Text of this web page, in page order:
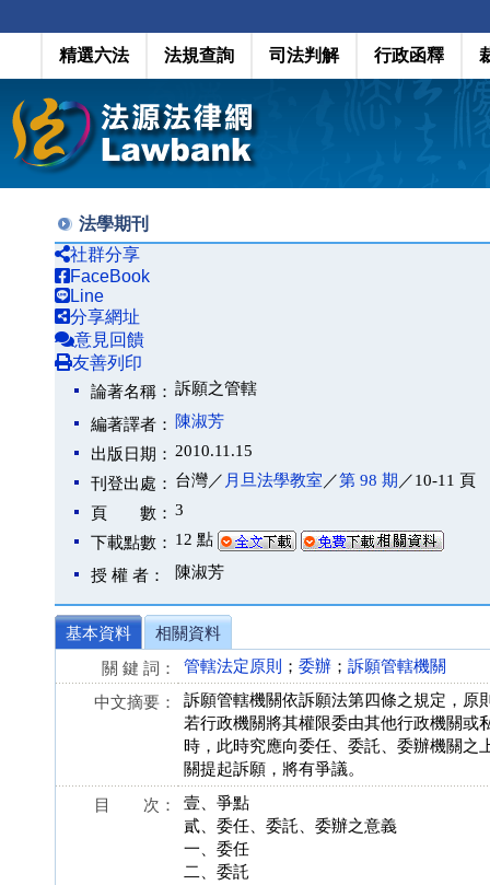
精選六法 法規查詢 司法判解 行政函釋
法學期刊
社群分享
FaceBook
Line
分享網址
意見回饋
友善列印
論著名稱： 訴願之管轄
編著譯者：
陳淑芳
出版日期： 2010.11.15
刊登出處： 台灣／ 月旦法學教室 ／第 98 期 ／10-11 頁
頁 數： 3
下載點數： 12 點
授 權 者： 陳淑芳
基本資料
相關資料
關 鍵 詞：
管轄法定原則 ； 委辦 ； 訴願管轄機關
中文摘要：
訴願管轄機關依訴願法第四條之規定，原
若行政機關將其權限委由其他行政機關或
時，此時究應向委任、委託、委辦機關
關提起訴願，將有爭議。
目 次：
壹、爭點
貳、委任、委託、委辦之意義
一、委任
二、委託